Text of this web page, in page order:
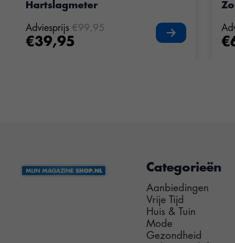
Hartslagmeter
Adviesprijs €99,95
€39,95
Categorieën
Aanbiedingen
Vrije Tijd
Huis & Tuin
Mode
Gezondheid